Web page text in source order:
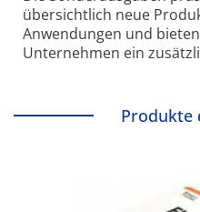
übersichtlich neue
Anwendungen und
Unternehmen ein
Produkte